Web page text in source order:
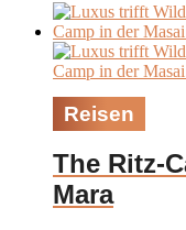
Reisen
The Ritz-
Mara